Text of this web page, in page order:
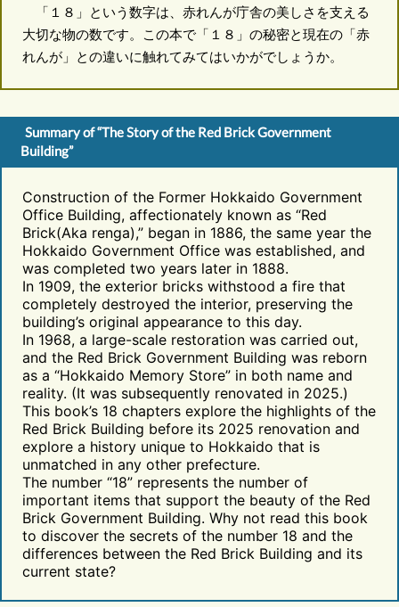
「１８」という数字は、赤れんが庁舎の美しさを支える
大切な物の数です。この本で「１８」の秘密と現在の「赤
れんが」との違いに触れてみてはいかがでしょうか。
Summary of “The Story of the Red Brick Government
Building”
Construction of the Former Hokkaido Government
Office Building, affectionately known as “Red
Brick(Aka renga),” began in 1886, the same year the
Hokkaido Government Office was established, and
was completed two years later in 1888.
In 1909, the exterior bricks withstood a fire that
completely destroyed the interior, preserving the
building’s original appearance to this day.
In 1968, a large-scale restoration was carried out,
and the Red Brick Government Building was reborn
as a “Hokkaido Memory Store” in both name and
reality. (It was subsequently renovated in 2025.)
This book’s 18 chapters explore the highlights of the
Red Brick Building before its 2025 renovation and
explore a history unique to Hokkaido that is
unmatched in any other prefecture.
The number “18” represents the number of
important items that support the beauty of the Red
Brick Government Building. Why not read this book
to discover the secrets of the number 18 and the
differences between the Red Brick Building and its
current state?